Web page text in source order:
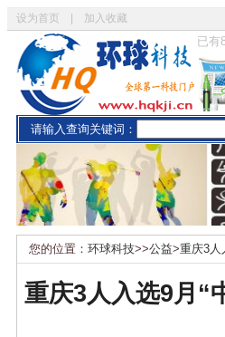
设为首页 加入收藏
已有
请输入查询关键词：
您的位置： 环球科技>>公益>重庆3人
重庆3人入选9月“